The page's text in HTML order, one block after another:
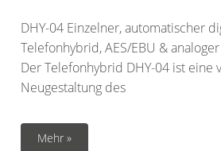
DHY-04 Einzelner, automatischer
Telefonhybrid, AES/EBU &
Der Telefonhybrid DHY-04 ist eine
Neugestaltung des
Mehr »